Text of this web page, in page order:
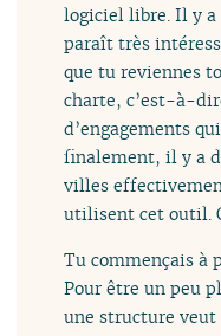
logiciel libre. Il y a
paraît très
que tu reviennes
charte, c’est-à-
d’engagements
finalement, il y a
villes
utilisent cet outil.
Tu commençais à
Pour être un peu
une structure